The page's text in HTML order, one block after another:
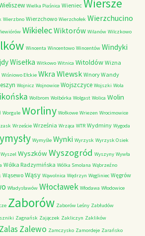
Wielka Piaśnica Wieniec Wiersze
Wierzbno Wierzchowo Wierzchołek Wierzchucino
WikielecWiktorów Wilanów Wilczkowo
Wincenta Wincentowo Wincentów Windyki
Wisełka Witkowo Witnica Witoldów Wizna
Wiśniowo Ełckie Wkra Wlewsk Wnory Wandy
Wojnicz Wojnowice Wojszczyce Wojszki Wola
Wolbrom Wolbórka Wolgast Wolica Wolin
Worgule Worliny Wołkowe Wriezen Wrocimowice
Wrzeście Września Wrząca WTR Wydminy Wygoda
Wymyśle Wynki Wyrzysk Wyrzysk Osiek
Wyszel WyszkówWyszogród Wyszyny Wywła
Wólka Radzymińska Wólka Smolana Wąbrzeźno
Wąsewo Wąsy Wąwolnica Wędrzyn Węgliniec Węgrów
Władysławów Włocławek Włodawa Włodowice
Zaborów Zaborów Leśny Zabłudów
Zagnańsk Zajączek Zakliczyn Zaklików
ZalasZalewo Zamczysko Zamordeje Zarańsko